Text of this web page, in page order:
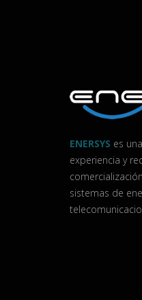
ENERSYS es
experiencia y
sistemas de